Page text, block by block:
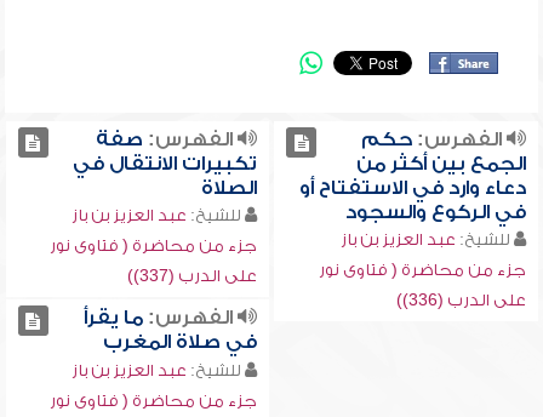
الفهرس:حكم
الجمع بين أكثر من
دعاء وارد في الاستفتاح أو
في الركوع والسجود
للشيخ: عبد العزيز بن باز
جزء من محاضرة ( فتاوى نور
على الدرب (336))
الفهرس: صفة
تكبيرات الانتقال في
الصلاة
للشيخ: عبد العزيز بن باز
جزء من محاضرة ( فتاوى نور
على الدرب (337))
الفهرس:ما يقرأ
في صلاة المغرب
للشيخ: عبد العزيز بن باز
جزء من محاضرة ( فتاوى نور